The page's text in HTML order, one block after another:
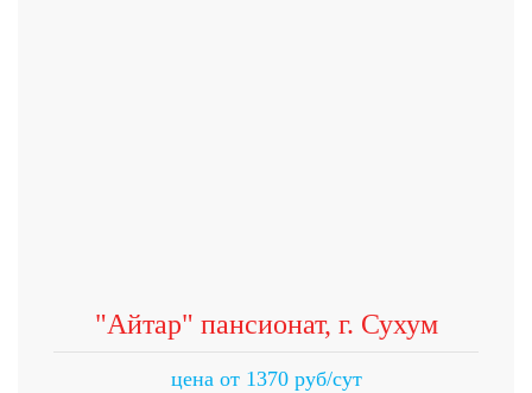
"Айтар" пансионат, г. Сухум
цена от 1370 руб/сут